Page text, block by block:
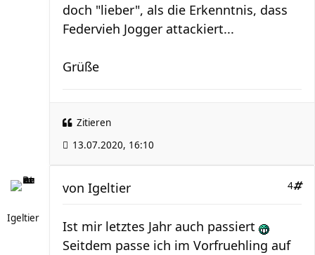
doch "lieber", als die Erkenntnis, dass
Federvieh Jogger attackiert...
Grüße
Zitieren
13.07.2020, 16:10
Igeltier
4
von Igeltier
Ist mir letztes Jahr auch passiert
Seitdem passe ich im Vorfruehling auf